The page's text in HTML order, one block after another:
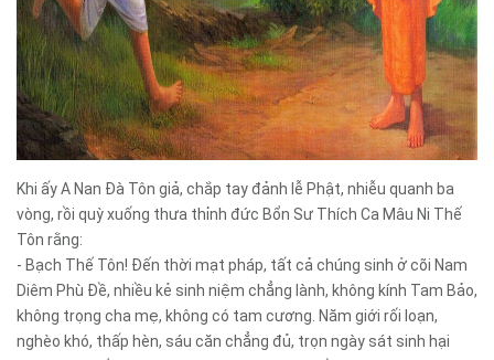
Khi ấy A Nan Đà Tôn giả, chắp tay đảnh lễ Phật, nhiễu quanh ba
vòng, rồi quỳ xuống thưa thỉnh đức Bổn Sư Thích Ca Mâu Ni Thế
Tôn rằng:
- Bạch Thế Tôn! Đến thời mạt pháp, tất cả chúng sinh ở cõi Nam
Diêm Phù Đề, nhiều kẻ sinh niệm chẳng lành, không kính Tam Bảo,
không trọng cha mẹ, không có tam cương. Năm giới rối loạn,
nghèo khó, thấp hèn, sáu căn chẳng đủ, trọn ngày sát sinh hại